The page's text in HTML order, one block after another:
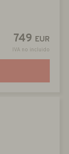
749 EUR
IVA no incluido